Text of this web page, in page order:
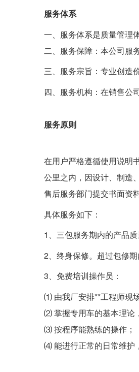
服务体系
一、服务体系是质量管理
二、服务保障：本公司服
三、服务宗旨：专业创造
四、服务机构：在销售公
服务原则
在用户严格遵循使用说明
公里之内，因设计、制造
售后服务部门提交书面资
具体服务如下：
1、三包服务期内的产品
2、终身保修。超过包修
3、免费培训操作员：
⑴ 由我厂安排**工程师现
⑵ 掌握专用车的基本理论
⑶ 按程序能熟练的操作；
⑷ 能进行正常的日常维护